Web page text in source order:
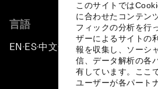
このサイトでは
に合わせたコンテン
フィックの分析を行
ザーによるサイトの
報を収集し、ソーシ
信、データ解析の各
有しています。ここ
ユーザーが各パート
Future Frontiers of
Media Freedom in Crisis
Achieving a Single Market in
言語
EN ▪ES▪中文▪ 日本語